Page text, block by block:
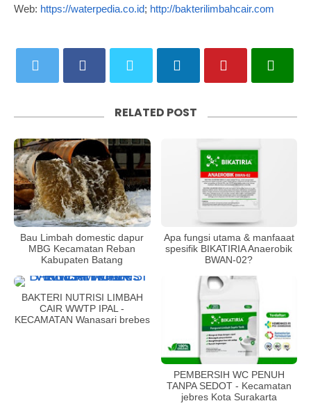
Web: https://waterpedia.co.id; http://bakterilimbahcair.com
RELATED POST
Bau Limbah domestic dapur
MBG Kecamatan Reban
Kabupaten Batang
Apa fungsi utama & manfaaat
spesifik BIKATIRIA Anaerobik
BWAN-02?
BAKTERI NUTRISI LIMBAH
CAIR WWTP IPAL -
KECAMATAN Wanasari brebes
PEMBERSIH WC PENUH
TANPA SEDOT - Kecamatan
jebres Kota Surakarta